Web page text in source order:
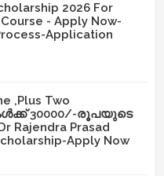
2026 For
- Apply Now-
Application
,Plus Two
30000/-രൂപയുടെ
Rajendra Prasad
Apply Now